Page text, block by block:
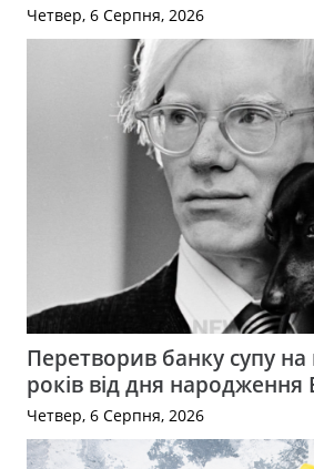
Четвер, 6 Серпня, 2026
Перетворив банку супу
років від дня народження
Четвер, 6 Серпня, 2026